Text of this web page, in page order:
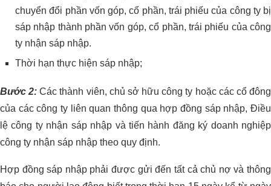
chuyển đổi phần vốn góp, cổ phần, trái phiếu của công ty bị
sáp nhập thành phần vốn góp, cổ phần, trái phiếu của công
ty nhận sáp nhập.
Thời hạn thực hiện sáp nhập;
Bước 2: Các thành viên, chủ sở hữu công ty hoặc các cổ đông
của các công ty liên quan thông qua hợp đồng sáp nhập, Điều
lệ công ty nhận sáp nhập và tiến hành đăng ký doanh nghiệp
công ty nhận sáp nhập theo quy định.
Hợp đồng sáp nhập phải được gửi đến tất cả chủ nợ và thông